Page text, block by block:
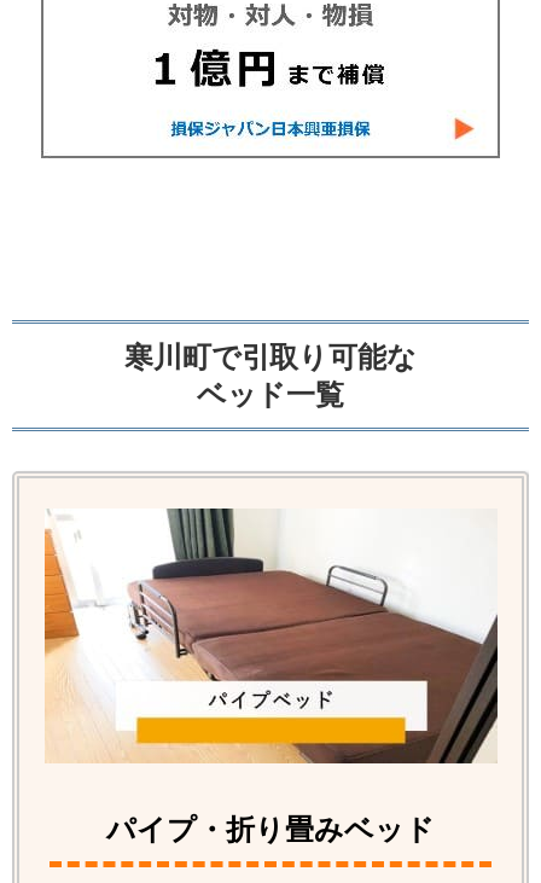
寒川町で引取り可能な
ベッド一覧
パイプ・折り畳みベッド